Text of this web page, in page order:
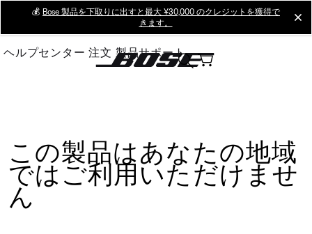
Main
💰 Bose 製品を下取りに出すと最大 ¥30,000 のクレジットを獲得で
きます。
ヘルプセンター 注文 製品サポート
この製品はあなたの地域
ではご利用いただけませ
ん